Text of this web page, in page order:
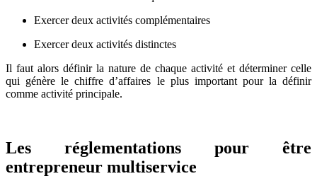
Exercer deux activités complémentaires
Exercer deux activités distinctes
Il faut alors définir la nature de chaque activité et déterminer celle
qui génère le chiffre d’affaires le plus important pour la définir
comme activité principale.
Les réglementations pour être
entrepreneur multiservice